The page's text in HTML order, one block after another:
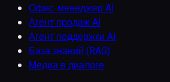
Офис-менеджер AI
Агент продаж AI
Агент поддержки AI
База знаний (RAG)
Медиа в диалоге